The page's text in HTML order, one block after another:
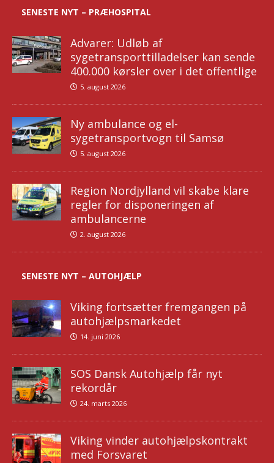
SENESTE NYT – PRÆHOSPITAL
Advarer: Udløb af
sygetransporttilladelser kan sende
400.000 kørsler over i det offentlige
5. august 2026
Ny ambulance og el-
sygetransportvogn til Samsø
5. august 2026
Region Nordjylland vil skabe klare
regler for disponeringen af
ambulancerne
2. august 2026
SENESTE NYT – AUTOHJÆLP
Viking fortsætter fremgangen på
autohjælpsmarkedet
14. juni 2026
SOS Dansk Autohjælp får nyt
rekordår
24. marts 2026
Viking vinder autohjælpskontrakt
med Forsvaret